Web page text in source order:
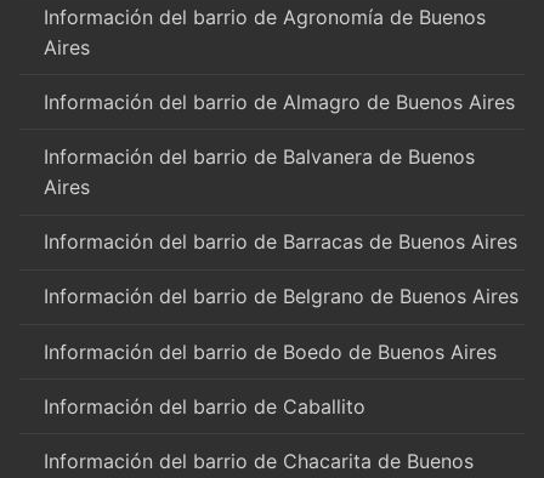
Información del barrio de Agronomía de Buenos
Aires
Información del barrio de Almagro de Buenos Aires
Información del barrio de Balvanera de Buenos
Aires
Información del barrio de Barracas de Buenos Aires
Información del barrio de Belgrano de Buenos Aires
Información del barrio de Boedo de Buenos Aires
Información del barrio de Caballito
Información del barrio de Chacarita de Buenos